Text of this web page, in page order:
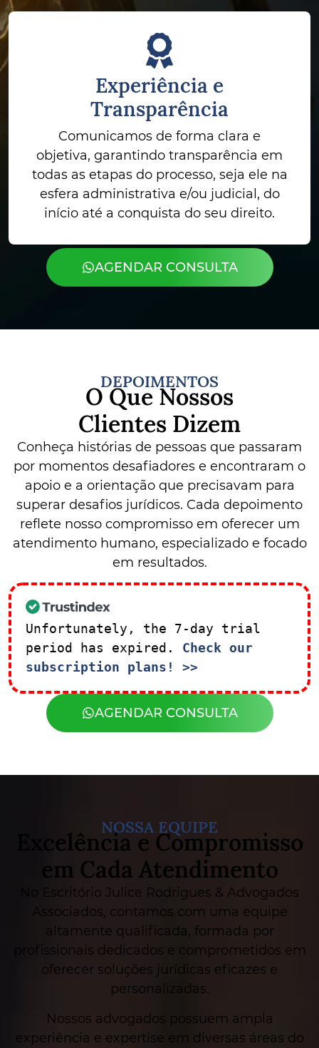
Experiência e
Transparência
Comunicamos de forma clara e
objetiva, garantindo transparência em
todas as etapas do processo, seja ele na
esfera administrativa e/ou judicial, do
início até a conquista do seu direito.
AGENDAR CONSULTA
DEPOIMENTOS
O Que Nossos
Clientes Dizem
Conheça histórias de pessoas que passaram
por momentos desafiadores e encontraram o
apoio e a orientação que precisavam para
superar desafios jurídicos. Cada depoimento
reflete nosso compromisso em oferecer um
atendimento humano, especializado e focado
em resultados.
Unfortunately, the 7-day trial
period has expired. Check our
subscription plans! >>
AGENDAR CONSULTA
NOSSA EQUIPE
Excelência e Compromisso
em Cada Atendimento
No Escritório Julice Rodrigues & Advogados
Associados, contamos com uma equipe
altamente qualificada, formada por
profissionais dedicados e comprometidos em
oferecer soluções jurídicas eficazes e
personalizadas.
Nossos advogados possuem ampla
experiência e expertise em diversas áreas do